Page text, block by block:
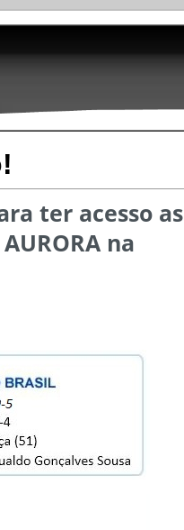
ter acesso as
na